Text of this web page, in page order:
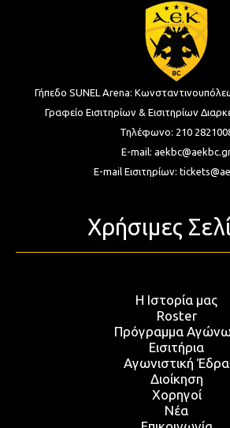
Γήπεδο SUNEL Arena:
Γραφείο Εισιτηρίων & Εισιτηρίων
Τηλέφωνο: 210
E-mail:
E-mail Εισιτηρίων:
Χρήσιμες
Η Ιστορία μας
Roster
Πρόγραμμα
Εισιτήρια
Αγωνιστική Έδρα
Διοίκηση
Χορηγοί
Νέα